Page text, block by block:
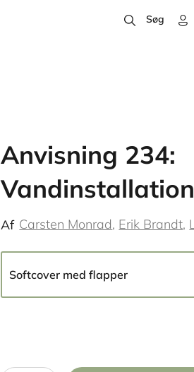
Søg
Anvisning 234:
Af Carsten Monrad Erik Brandt
Softcover med flapper